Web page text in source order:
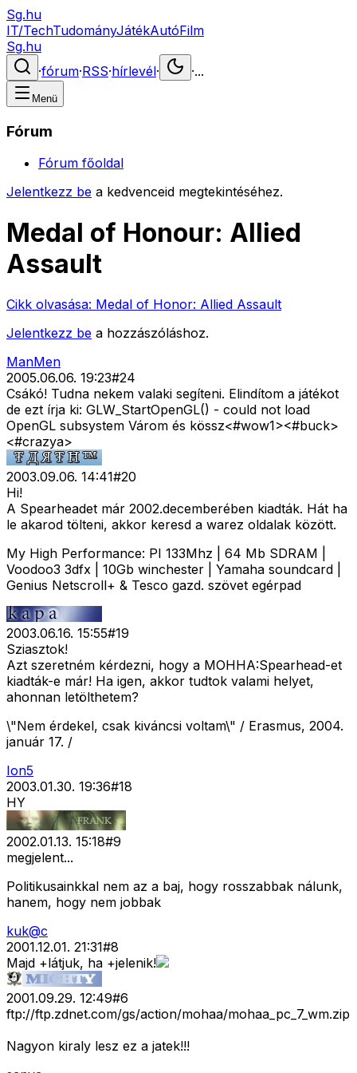
Sg.hu
IT/TechTudományJátékAutóFilm
Sg.hu
·fórum·RSS·hírlevél· ·...
Menü
Fórum
Fórum főoldal
Jelentkezz be a kedvenceid megtekintéséhez.
Medal of Honour: Allied
Assault
Cikk olvasása: Medal of Honor: Allied Assault
Jelentkezz be a hozzászóláshoz.
ManMen
2005.06.06. 19:23#24
Csákó! Tudna nekem valaki segíteni. Elindítom a játékot
de ezt írja ki: GLW_StartOpenGL() - could not load
OpenGL subsystem Várom és kössz<#wow1><#buck>
<#crazya>
2003.09.06. 14:41#20
Hi!
A Spearheadet már 2002.decemberében kiadták. Hát ha
le akarod tölteni, akkor keresd a warez oldalak között.
My High Performance: PI 133Mhz | 64 Mb SDRAM |
Voodoo3 3dfx | 10Gb winchester | Yamaha soundcard |
Genius Netscroll+ & Tesco gazd. szövet egérpad
2003.06.16. 15:55#19
Sziasztok!
Azt szeretném kérdezni, hogy a MOHHA:Spearhead-et
kiadták-e már! Ha igen, akkor tudtok valami helyet,
ahonnan letölthetem?
\"Nem érdekel, csak kiváncsi voltam\" / Erasmus, 2004.
január 17. /
Ion5
2003.01.30. 19:36#18
HY
2002.01.13. 15:18#9
megjelent...
Politikusainkkal nem az a baj, hogy rosszabbak nálunk,
hanem, hogy nem jobbak
kuk@c
2001.12.01. 21:31#8
Majd +látjuk, ha +jelenik!
2001.09.29. 12:49#6
ftp://ftp.zdnet.com/gs/action/mohaa/mohaa_pc_7_wm.zip
Nagyon kiraly lesz ez a jatek!!!